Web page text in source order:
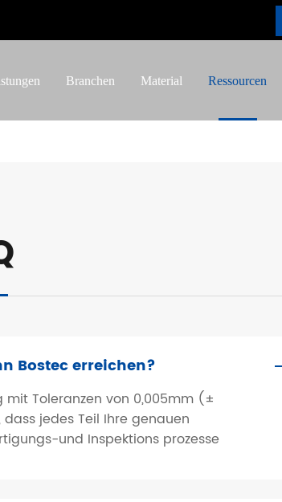
Branchen Material Ressourcen
Bostec erreichen?
mit Toleranzen von 0,005mm (±
jedes Teil Ihre genauen
und Inspektions prozesse